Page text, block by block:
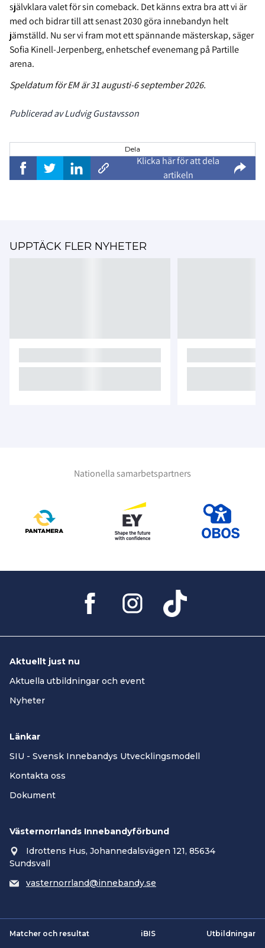
självklara valet för sin comeback. Det känns extra bra att vi är
med och bidrar till att senast 2030 göra innebandyn helt
jämställd. Nu ser vi fram mot ett spännande mästerskap, säger
Sofia Kinell-Jerpenberg, enhetschef evenemang på Partille
arena.
Speldatum för EM är 31 augusti-6 september 2026.
Publicerad av Ludvig Gustavsson
Dela
Klicka här för att dela
artikeln
UPPTÄCK FLER NYHETER
Nationella samarbetspartners
Aktuellt just nu
Aktuella utbildningar och event
Nyheter
Länkar
SIU - Svensk Innebandys Utvecklingsmodell
Kontakta oss
Dokument
Västernorrlands Innebandyförbund
Idrottens Hus, Johannedalsvägen 121, 85634
Sundsvall
vasternorrland@innebandy.se
Matcher och resultat iBIS Utbildningar